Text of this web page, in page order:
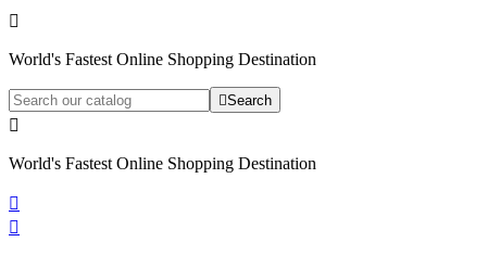

World's Fastest Online Shopping Destination
Search

World's Fastest Online Shopping Destination

